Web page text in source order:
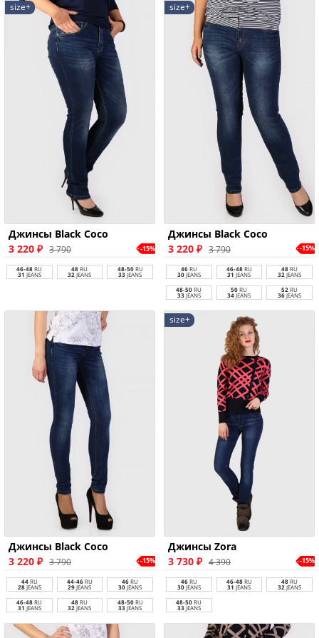
size+
Джинсы Black Coco
3 220 ₽ 3 790 -15%
46-48RU
31 JEANS
48RU
32JEANS
48-50RU
33JEANS
size+
Джинсы Black Coco
3 220 ₽ 3 790 -15%
46RU
30JEANS
46-48RU
31 JEANS
48RU
32 JEANS
48-50RU
33JEANS
50RU
34JEANS
52 RU
36JEANS
Джинсы Black Coco
3 220 ₽ 3 790 -15%
44RU
28JEANS
44-46RU
29JEANS
46RU
30JEANS
46-48RU
31 JEANS
48RU
32 JEANS
48-50RU
33JEANS
size+
Джинсы Zora
3 730 ₽ 4 390 -15%
46RU
30JEANS
46-48RU
31 JEANS
48RU
32 JEANS
48-50RU
33JEANS